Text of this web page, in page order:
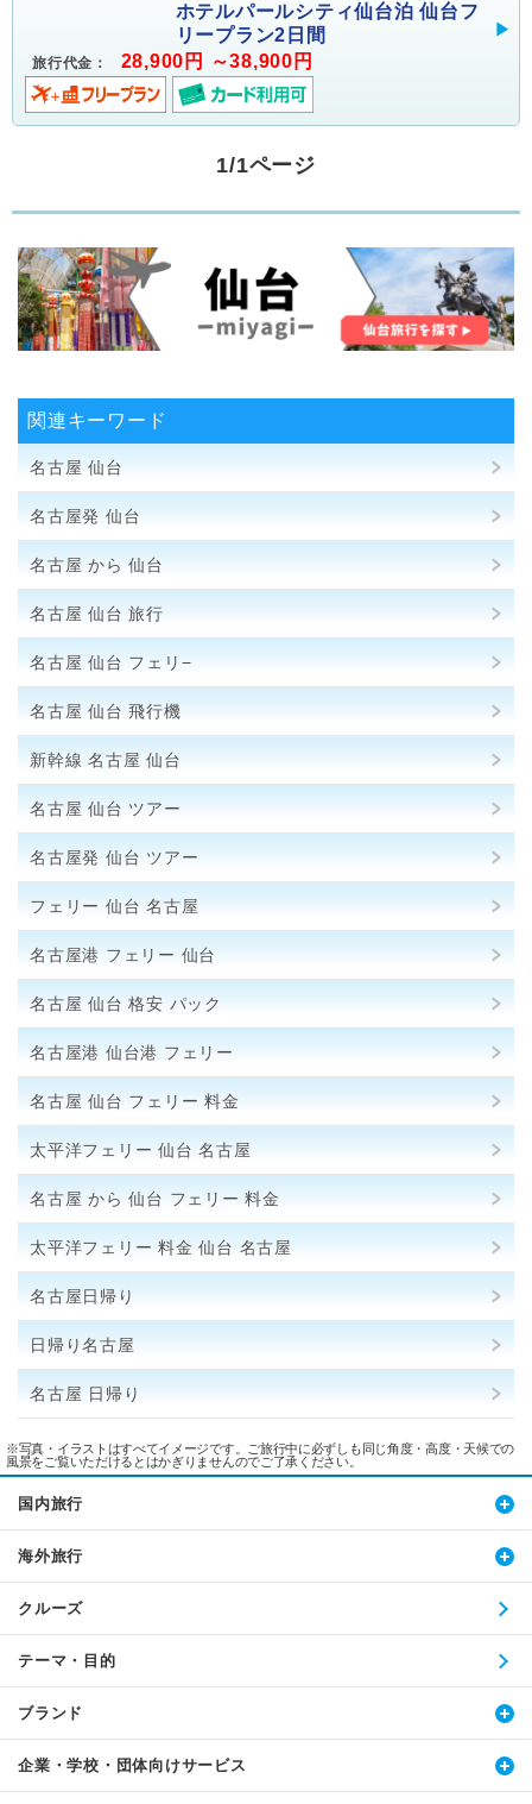
ホテルパールシティ仙台泊 仙台フ
リープラン2日間
旅行代金： 28,900円 ～38,900円
1/1ページ
関連キーワード
名古屋 仙台
名古屋発 仙台
名古屋 から 仙台
名古屋 仙台 旅行
名古屋 仙台 フェリ−
名古屋 仙台 飛行機
新幹線 名古屋 仙台
名古屋 仙台 ツアー
名古屋発 仙台 ツアー
フェリー 仙台 名古屋
名古屋港 フェリー 仙台
名古屋 仙台 格安 パック
名古屋港 仙台港 フェリー
名古屋 仙台 フェリー 料金
太平洋フェリー 仙台 名古屋
名古屋 から 仙台 フェリー 料金
太平洋フェリー 料金 仙台 名古屋
名古屋日帰り
日帰り名古屋
名古屋 日帰り
※写真・イラストはすべてイメージです。ご旅行中に必ずしも同じ角度・高度・天候での
風景をご覧いただけるとはかぎりませんのでご了承ください。
国内旅行
海外旅行
クルーズ
テーマ・目的
ブランド
企業・学校・団体向けサービス